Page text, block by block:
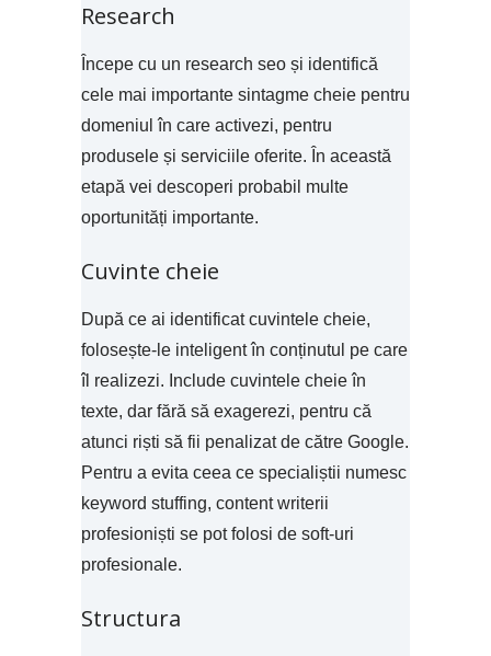
Research
Începe cu un research seo și identifică
cele mai importante sintagme cheie pentru
domeniul în care activezi, pentru
produsele și serviciile oferite. În această
etapă vei descoperi probabil multe
oportunități importante.
Cuvinte cheie
După ce ai identificat cuvintele cheie,
folosește-le inteligent în conținutul pe care
îl realizezi. Include cuvintele cheie în
texte, dar fără să exagerezi, pentru că
atunci riști să fii penalizat de către Google.
Pentru a evita ceea ce specialiștii numesc
keyword stuffing, content writerii
profesioniști se pot folosi de soft-uri
profesionale.
Structura